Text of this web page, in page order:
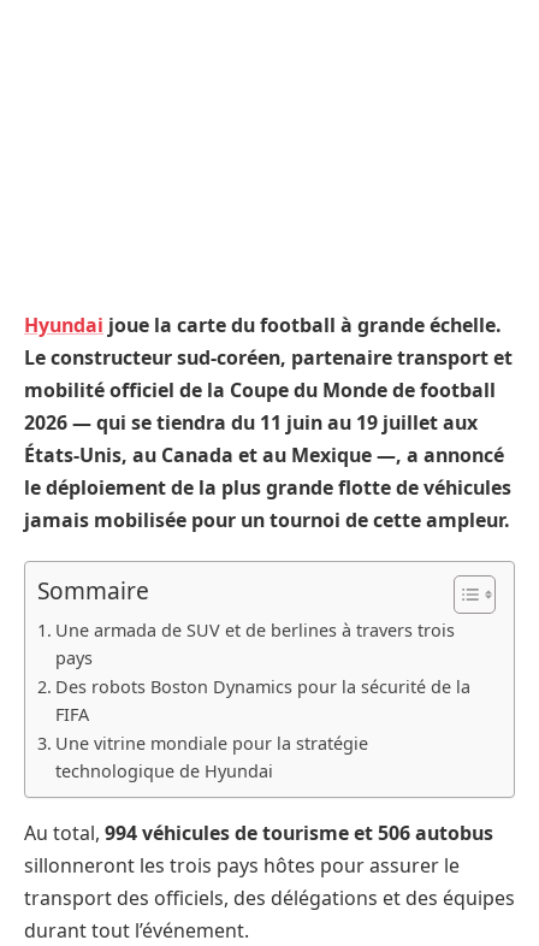
Hyundai joue la carte du football à grande échelle.
Le constructeur sud-coréen, partenaire transport et
mobilité officiel de la Coupe du Monde de football
2026 — qui se tiendra du 11 juin au 19 juillet aux
États-Unis, au Canada et au Mexique —, a annoncé
le déploiement de la plus grande flotte de véhicules
jamais mobilisée pour un tournoi de cette ampleur.
Sommaire
Une armada de SUV et de berlines à travers trois
pays
Des robots Boston Dynamics pour la sécurité de la
FIFA
Une vitrine mondiale pour la stratégie
technologique de Hyundai
Au total, 994 véhicules de tourisme et 506 autobus
sillonneront les trois pays hôtes pour assurer le
transport des officiels, des délégations et des équipes
durant tout l’événement.